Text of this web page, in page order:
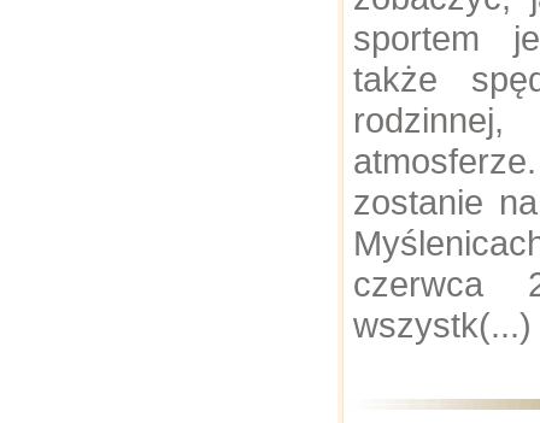
sportem
także
zostanie
czerwca